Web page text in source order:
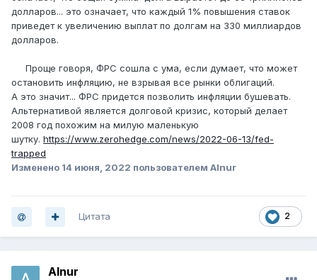
долларов... это означает, что каждый 1% повышения ставок
приведет к увеличению выплат по долгам на 330 миллиардов
долларов.
Проще говоря, ФРС сошла с ума, если думает, что может
остановить инфляцию, не взрывая все рынки облигаций.
А это значит... ФРС придется позволить инфляции бушевать.
Альтернативой является долговой кризис, который делает
2008 год похожим на милую маленькую
шутку. https://www.zerohedge.com/news/2022-06-13/fed-
trapped
Изменено 14 июня, 2022 пользователем Alnur
2
Цитата
Alnur